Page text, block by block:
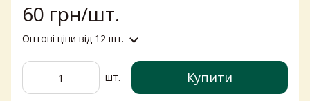
60 грн/шт.
Оптові ціни від 12 шт.
шт. Купити